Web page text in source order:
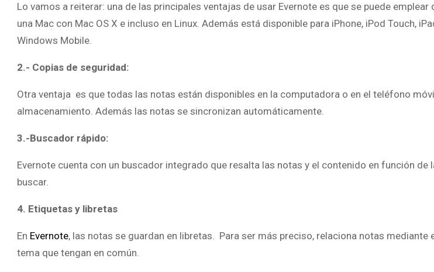
Lo vamos a reiterar: una de las principales ventajas de usar Evernote es que se puede emplear
una Mac con Mac OS X e incluso en Linux. Además está disponible para iPhone, iPod Touch,
Windows Mobile.
2.- Copias de seguridad:
Otra ventaja es que todas las notas están disponibles en la computadora o en el teléfono
almacenamiento. Además las notas se sincronizan automáticamente.
3.-Buscador rápido:
Evernote cuenta con un buscador integrado que resalta las notas y el contenido en función de
buscar.
4. Etiquetas y libretas
En Evernote, las notas se guardan en libretas. Para ser más preciso, relaciona notas mediante
tema que tengan en común.